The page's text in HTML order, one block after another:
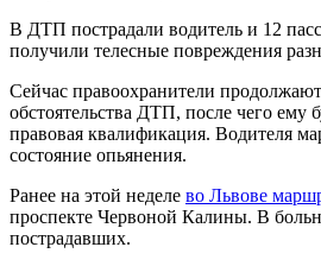
В ДТП пострадали водитель и 12
получили телесные повреждения
Сейчас правоохранители
обстоятельства ДТП, после чего ему
правовая квалификация. Водителя
состояние опьянения.
Ранее на этой неделе во Львове
проспекте Червоной Калины. В
пострадавших.